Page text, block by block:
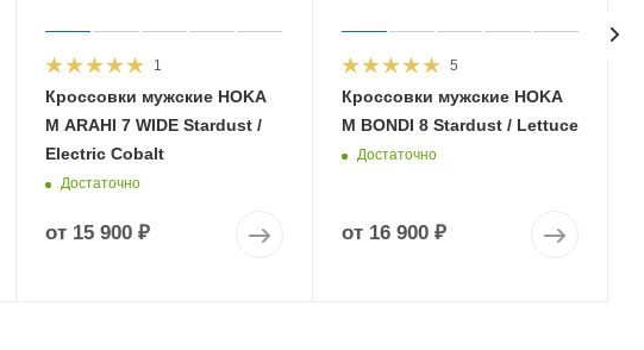
1
Кроссовки мужские HOKA
M ARAHI 7 WIDE Stardust /
Electric Cobalt
Достаточно
от 15 900 ₽
5
Кроссовки мужские HOKA
M BONDI 8 Stardust / Lettuce
Достаточно
от 16 900 ₽